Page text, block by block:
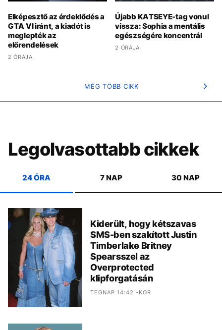
Elképesztő az érdeklődés a
GTA VI iránt, a kiadót is
meglepték az
előrendelések
2 ÓRÁJA
Újabb KATSEYE-tag vonul
vissza: Sophia a mentális
egészségére koncentrál
2 ÓRÁJA
MÉG TÖBB CIKK
Legolvasottabb cikkek
24 ÓRA 7 NAP 30 NAP
Kiderült, hogy kétszavas
SMS-ben szakított Justin
Timberlake Britney
Spearsszel az
Overprotected
klipforgatásán
TEGNAP 14:42 -KOR